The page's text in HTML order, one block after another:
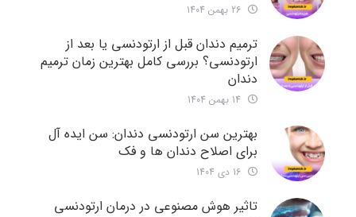
ترمیم دندان قبل از ارتودنسی یا بعد از
ارتودنسی؟ بررسی کامل بهترین زمان ترمیم
دندان
بهترین سن ارتودنسی دندان: سن ایده آل
برای اصلاح دندان ها و فک
تاثیر هوش مصنوعی در درمان ارتودنسی